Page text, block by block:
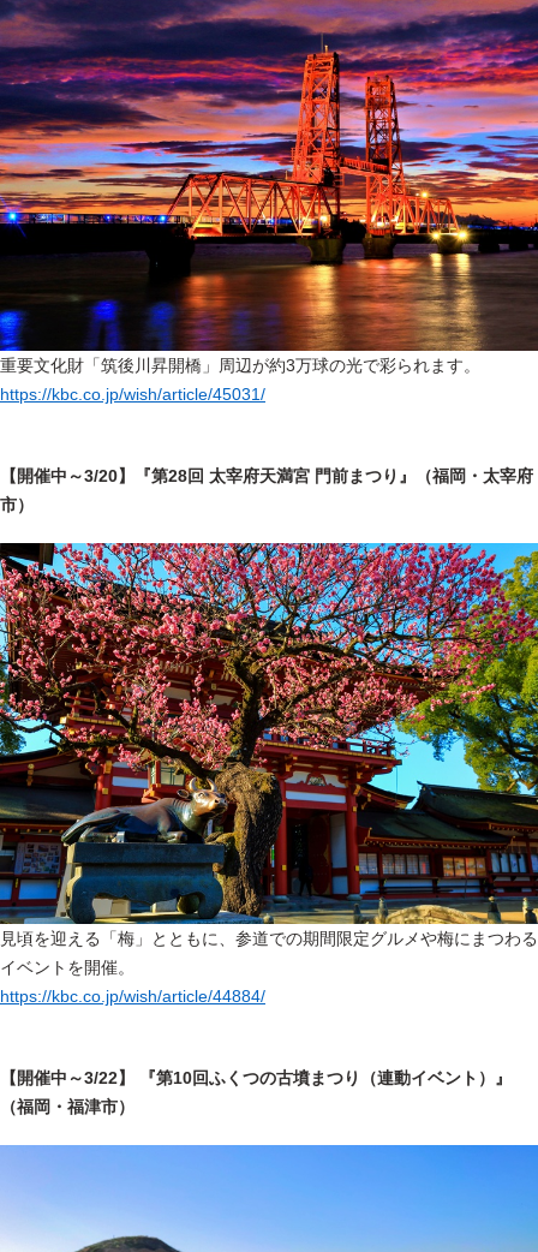
重要文化財「筑後川昇開橋」周辺が約3万球の光で彩られます。
https://kbc.co.jp/wish/article/45031/
【開催中～3/20】『第28回 太宰府天満宮 門前まつり』（福岡・太宰府
市）
見頃を迎える「梅」とともに、参道での期間限定グルメや梅にまつわる
イベントを開催。
https://kbc.co.jp/wish/article/44884/
【開催中～3/22】 『第10回ふくつの古墳まつり（連動イベント）』
（福岡・福津市）